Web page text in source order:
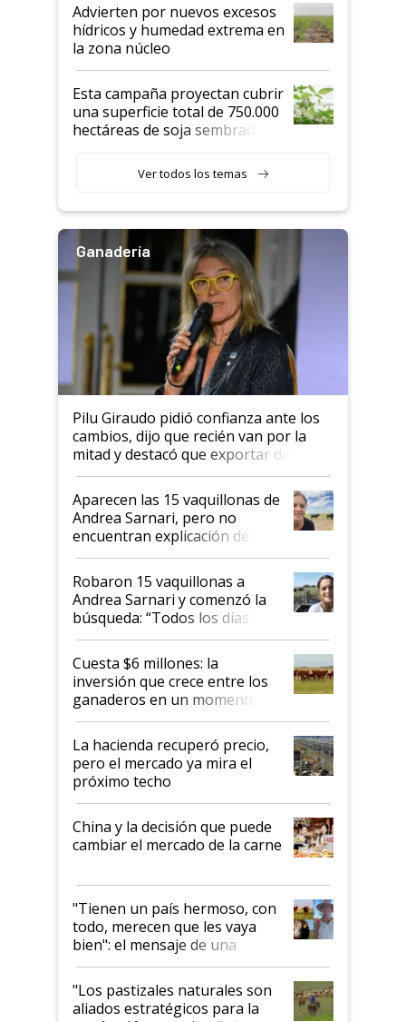
Advierten por nuevos excesos
hídricos y humedad extrema en
la zona núcleo
Esta campaña proyectan cubrir
una superficie total de 750.000
hectáreas de soja sembradas
variedades que marcan un
salto tecnológico en genética y
Ver todos los temas
Ganadería
Pilu Giraudo pidió confianza ante los
cambios, dijo que recién van por la
mitad y destacó que exportar dejó de
ser "para unos pocos": "Tenemos un
mandato muy claro del gobierno
nacional"
Aparecen las 15 vaquillonas de
Andrea Sarnari, pero no
encuentran explicación de
cómo llegaron allí
Robaron 15 vaquillonas a
Andrea Sarnari y comenzó la
búsqueda: “Todos los días le
toca a algún productor”
Cuesta $6 millones: la
inversión que crece entre los
ganaderos en un momento
histórico para la actividad
La hacienda recuperó precio,
pero el mercado ya mira el
próximo techo
China y la decisión que puede
cambiar el mercado de la carne
"Tienen un país hermoso, con
todo, merecen que les vaya
bien": el mensaje de una
ganadera uruguaya sobre las
oportunidades que se abren
para el agro en Argentina, con
foco en la carne
"Los pastizales naturales son
aliados estratégicos para la